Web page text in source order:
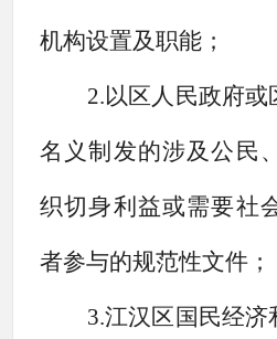
机构设置及职能；
2.以区人民政府
名义制发的涉及公民
织切身利益或需要社
者参与的规范性文件；
3.江汉区国民经济